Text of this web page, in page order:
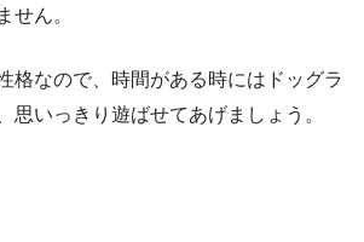
せん。
格なので、時間がある時にはドッグラ
思いっきり遊ばせてあげましょう。